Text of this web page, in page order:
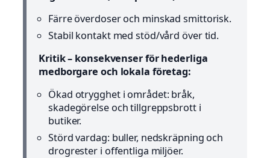
Färre överdoser och minskad smittorisk.
Stabil kontakt med stöd/vård över tid.
Kritik – konsekvenser för hederliga
medborgare och lokala företag:
Ökad otrygghet i området: bråk,
skadegörelse och tillgreppsbrott i
butiker.
Störd vardag: buller, nedskräpning och
drogrester i offentliga miljöer.